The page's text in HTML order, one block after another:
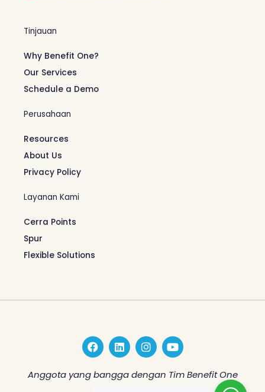
Tinjauan
Why Benefit One?
Our Services
Schedule a Demo
Perusahaan
Resources
About Us
Privacy Policy
Layanan Kami
Cerra Points
Spur
Flexible Solutions
F
a
c
e
L
i
n
k
e
I
n
s
t
a
Y
o
u
t
Anggota yang bangga dengan Tim Benefit One